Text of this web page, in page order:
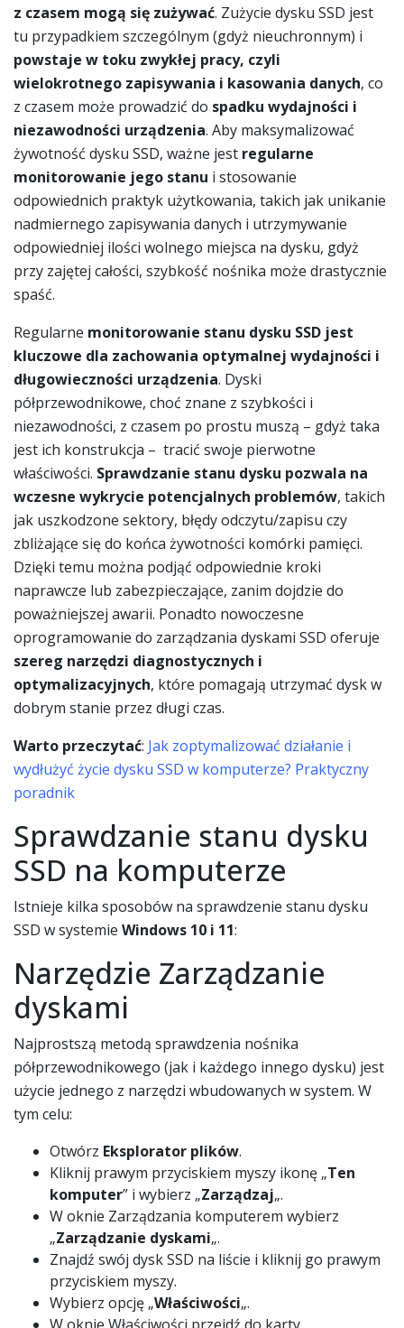
z czasem mogą się zużywać. Zużycie dysku SSD jest
tu przypadkiem szczególnym (gdyż nieuchronnym) i
powstaje w toku zwykłej pracy, czyli
wielokrotnego zapisywania i kasowania danych, co
z czasem może prowadzić do spadku wydajności i
niezawodności urządzenia. Aby maksymalizować
żywotność dysku SSD, ważne jest regularne
monitorowanie jego stanu i stosowanie
odpowiednich praktyk użytkowania, takich jak unikanie
nadmiernego zapisywania danych i utrzymywanie
odpowiedniej ilości wolnego miejsca na dysku, gdyż
przy zajętej całości, szybkość nośnika może drastycznie
spaść.
Regularne monitorowanie stanu dysku SSD jest
kluczowe dla zachowania optymalnej wydajności i
długowieczności urządzenia. Dyski
półprzewodnikowe, choć znane z szybkości i
niezawodności, z czasem po prostu muszą – gdyż taka
jest ich konstrukcja – tracić swoje pierwotne
właściwości. Sprawdzanie stanu dysku pozwala na
wczesne wykrycie potencjalnych problemów, takich
jak uszkodzone sektory, błędy odczytu/zapisu czy
zbliżające się do końca żywotności komórki pamięci.
Dzięki temu można podjąć odpowiednie kroki
naprawcze lub zabezpieczające, zanim dojdzie do
poważniejszej awarii. Ponadto nowoczesne
oprogramowanie do zarządzania dyskami SSD oferuje
szereg narzędzi diagnostycznych i
optymalizacyjnych, które pomagają utrzymać dysk w
dobrym stanie przez długi czas.
Warto przeczytać: Jak zoptymalizować działanie i
wydłużyć życie dysku SSD w komputerze? Praktyczny
poradnik
Sprawdzanie stanu dysku
SSD na komputerze
Istnieje kilka sposobów na sprawdzenie stanu dysku
SSD w systemie Windows 10 i 11:
Narzędzie Zarządzanie
dyskami
Najprostszą metodą sprawdzenia nośnika
półprzewodnikowego (jak i każdego innego dysku) jest
użycie jednego z narzędzi wbudowanych w system. W
tym celu:
Otwórz Eksplorator plików.
Kliknij prawym przyciskiem myszy ikonę „Ten
komputer” i wybierz „Zarządzaj„.
W oknie Zarządzania komputerem wybierz
„Zarządzanie dyskami„.
Znajdź swój dysk SSD na liście i kliknij go prawym
przyciskiem myszy.
Wybierz opcję „Właściwości„.